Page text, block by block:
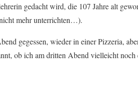
gedacht wird, die 107 Jahre alt
mehr unterrichten…).
gegessen, wieder in einer Pizzeria,
ob ich am dritten Abend vielleicht noch